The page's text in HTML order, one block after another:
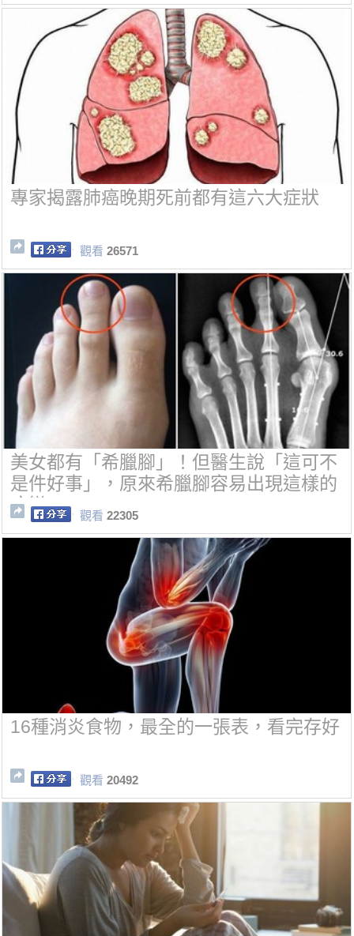
專家揭露肺癌晚期死前都有這六大症狀
觀看 26571
美女都有「希臘腳」！但醫生說「這可不
是件好事」，原來希臘腳容易出現這樣的
病變...
觀看 22305
16種消炎食物，最全的一張表，看完存好
觀看 20492